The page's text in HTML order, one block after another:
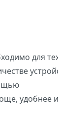
для
удобнее и